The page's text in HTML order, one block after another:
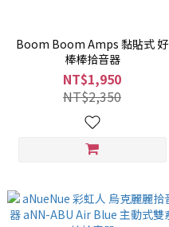
Boom Boom Amps 黏貼式 好
棒棒拾音器
NT$1,950
NT$2,350